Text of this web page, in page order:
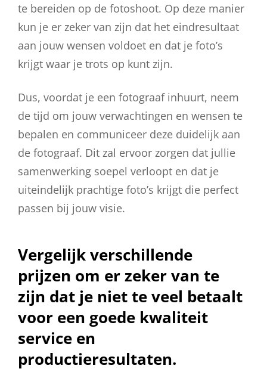
te bereiden op de fotoshoot. Op deze manier
kun je er zeker van zijn dat het eindresultaat
aan jouw wensen voldoet en dat je foto’s
krijgt waar je trots op kunt zijn.
Dus, voordat je een fotograaf inhuurt, neem
de tijd om jouw verwachtingen en wensen te
bepalen en communiceer deze duidelijk aan
de fotograaf. Dit zal ervoor zorgen dat jullie
samenwerking soepel verloopt en dat je
uiteindelijk prachtige foto’s krijgt die perfect
passen bij jouw visie.
Vergelijk verschillende
prijzen om er zeker van te
zijn dat je niet te veel betaalt
voor een goede kwaliteit
service en
productieresultaten.